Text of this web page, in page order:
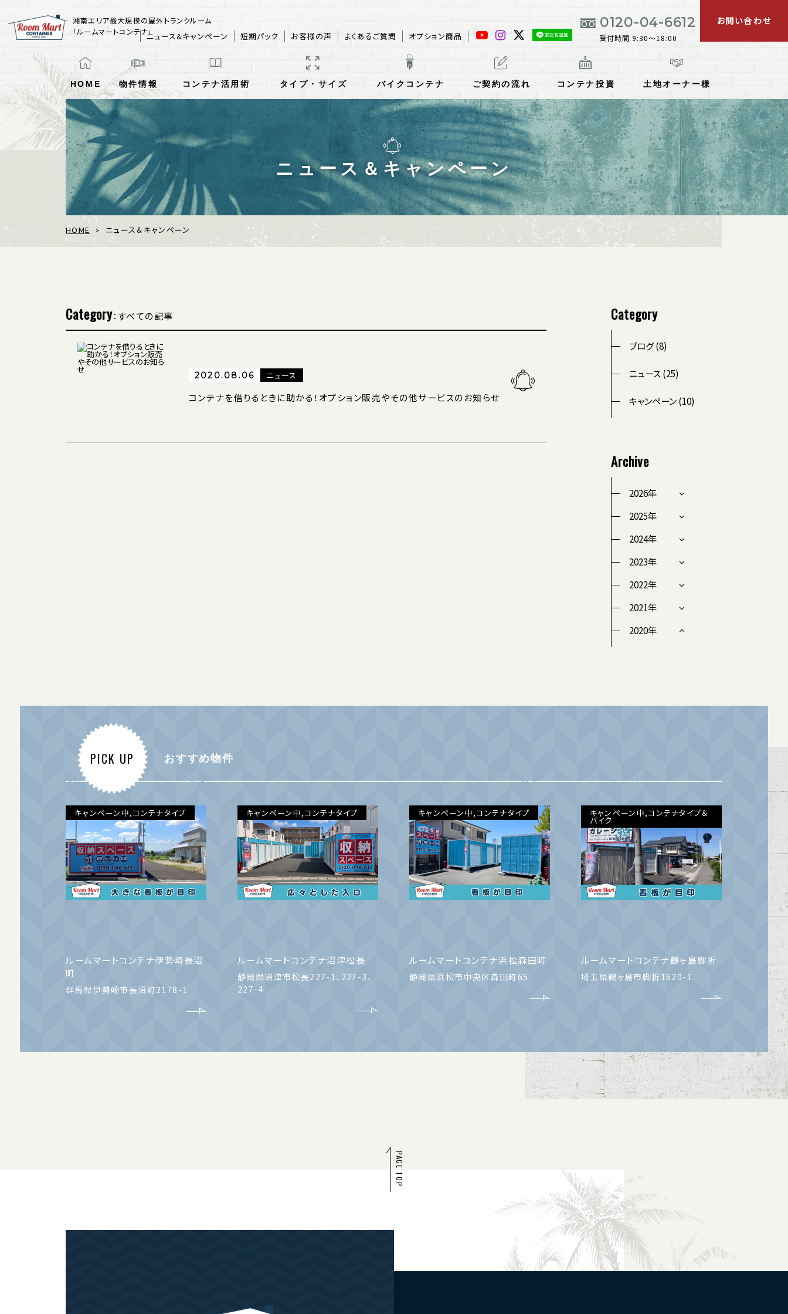
湘南エリア最大規模の屋外トランクルーム
「ルームマートコンテナ」ニュース&キャンペーン 短期パック お客様の声 よくあるご質問 オプション商品
0120-04-6612
受付時間 9:30～18:00
お問い合わせ
HOME 物件情報 コンテナ活用術 タイプ・サイズ バイクコンテナ ご契約の流れ コンテナ投資 土地オーナー様
ニュース＆キャンペーン
HOME ニュース＆キャンペーン
Category：すべての記事
2020.08.06 ニュース
コンテナを借りるときに助かる！オプション販売やその他サービスのお知らせ
Category
ブログ (8)
ニュース (25)
キャンペーン (10)
Archive
2026年
2025年
2024年
2023年
2022年
2021年
2020年
PICK UP おすすめ物件
キャンペーン中,コンテナタイプ
ルームマートコンテナ伊勢崎長沼
町
群馬県伊勢崎市長沼町2178-1
キャンペーン中,コンテナタイプ
ルームマートコンテナ沼津松長
静岡県沼津市松長227-1、227-3、
227-4
キャンペーン中,コンテナタイプ
ルームマートコンテナ浜松森田町
静岡県浜松市中央区森田町65
キャンペーン中,コンテナタイプ＆
バイク
ルームマートコンテナ鶴ヶ島脚折
埼玉県鶴ヶ島市脚折1620-1
PAGE TOP